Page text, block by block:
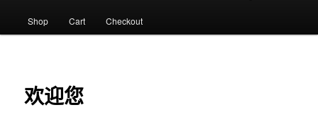
Shop Cart Checkout
欢迎您